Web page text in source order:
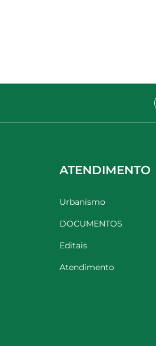
ATENDIMENTO
Urbanismo
DOCUMENTOS
Editais
Atendimento